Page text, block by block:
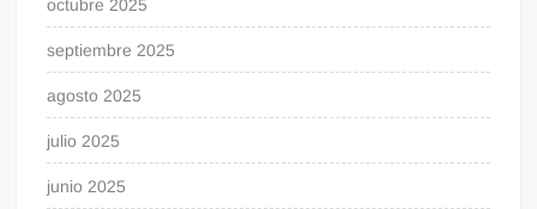
octubre 2025
septiembre 2025
agosto 2025
julio 2025
junio 2025